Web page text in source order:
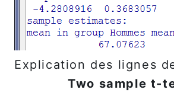
Explication des lignes
Two sample t-